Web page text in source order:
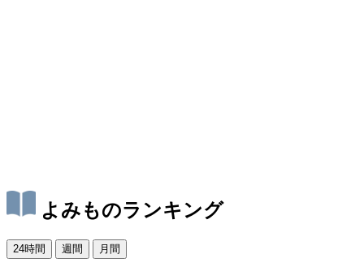
よみものランキング
24時間 週間 月間